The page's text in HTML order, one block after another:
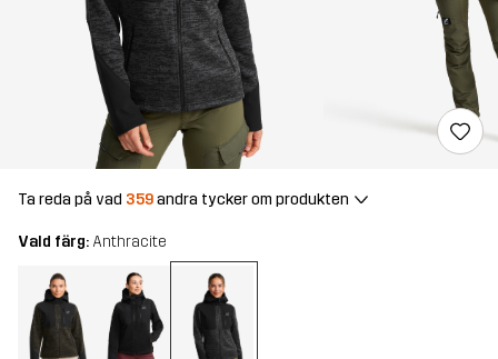
Ta reda på vad 359andra tycker om produkten
Vald färg: Anthracite